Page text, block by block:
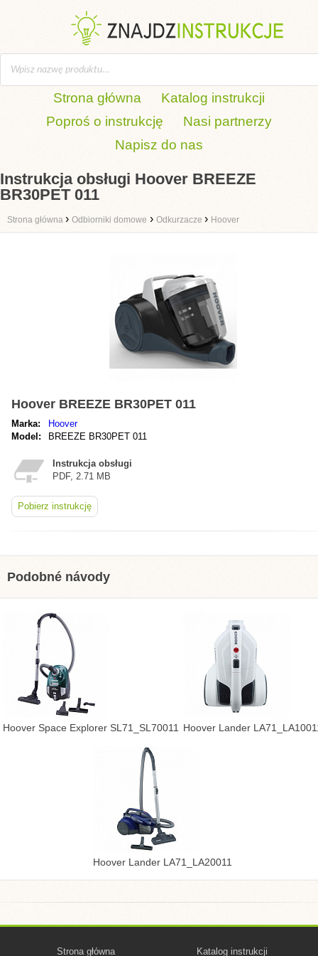
Strona główna
Katalog instrukcji
Poproś o instrukcję
Nasi partnerzy
Napisz do nas
Instrukcja obsługi Hoover BREEZE
BR30PET 011
Strona główna › Odbiorniki domowe › Odkurzacze › Hoover
Hoover BREEZE BR30PET 011
Marka:
Hoover
Model:
BREEZE BR30PET 011
Instrukcja obsługi
PDF, 2.71 MB
Pobierz instrukcję
Podobné návody
Hoover Space Explorer SL71_SL70011 Hoover Lander
Hoover Lander LA71_LA20011
Strona główna Katalog instrukcji